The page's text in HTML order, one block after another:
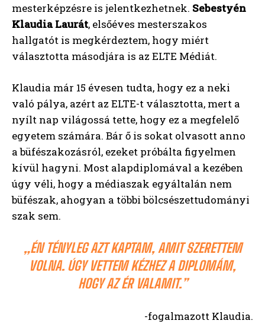
mesterképzésre is jelentkezhetnek. Sebestyén
Klaudia Laurát, elsőéves mesterszakos
hallgatót is megkérdeztem, hogy miért
választotta másodjára is az ELTE Médiát.
Klaudia már 15 évesen tudta, hogy ez a neki
való pálya, azért az ELTE-t választotta, mert a
nyílt nap világossá tette, hogy ez a megfelelő
egyetem számára. Bár ő is sokat olvasott anno
a büfészakozásról, ezeket próbálta figyelmen
kívül hagyni. Most alapdiplomával a kezében
úgy véli, hogy a médiaszak egyáltalán nem
büfészak, ahogyan a többi bölcsészettudományi
szak sem.
„ÉN TÉNYLEG AZT KAPTAM, AMIT SZERETTEM
VOLNA. ÚGY VETTEM KÉZHEZ A DIPLOMÁM,
HOGY AZ ÉR VALAMIT.”
-fogalmazott Klaudia.